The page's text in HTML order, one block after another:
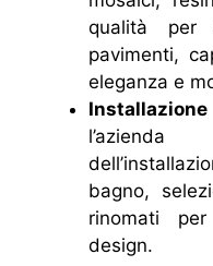
qualità per
pavimenti,
eleganza e
bagno,
rinomati
design.